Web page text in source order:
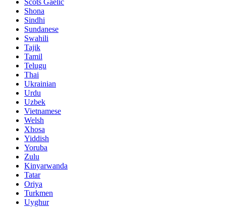
Scots Gaelic
Shona
Sindhi
Sundanese
Swahili
Tajik
Tamil
Telugu
Thai
Ukrainian
Urdu
Uzbek
Vietnamese
Welsh
Xhosa
Yiddish
Yoruba
Zulu
Kinyarwanda
Tatar
Oriya
Turkmen
Uyghur